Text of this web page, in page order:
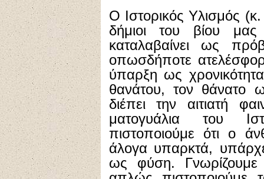
O Iστορικός Yλισμός
δήμιοι του βίου
καταλαβαίνει ως
οπωσδήποτε
ύπαρξη ως
θανάτου, τον θάνατο
διέπει την αιτιατή
ματογυάλια του
πιστοποιούμε ότι ο
άλογα υπαρκτά,
ως φύση.